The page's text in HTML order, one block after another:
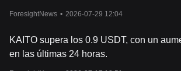
ForesightNews • 2026-07-29 12:04
KAITO supera los 0.9 USDT, con un
en las últimas 24 horas.